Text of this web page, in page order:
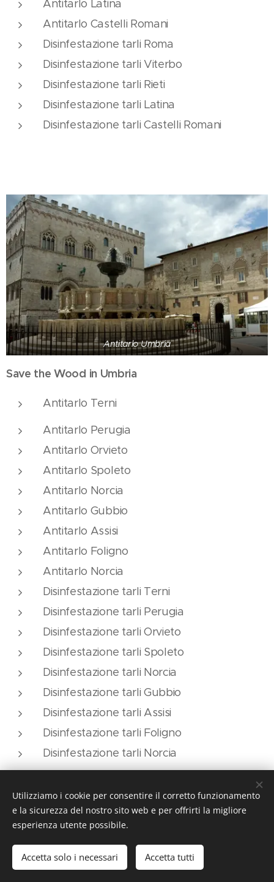
Antitarlo Latina
Antitarlo Castelli Romani
Disinfestazione tarli Roma
Disinfestazione tarli Viterbo
Disinfestazione tarli Rieti
Disinfestazione tarli Latina
Disinfestazione tarli Castelli Romani
Antitarlo Umbria
Save the Wood in Umbria
Antitarlo Terni
Antitarlo Perugia
Antitarlo Orvieto
Antitarlo Spoleto
Antitarlo Norcia
Antitarlo Gubbio
Antitarlo Assisi
Antitarlo Foligno
Antitarlo Norcia
Disinfestazione tarli Terni
Disinfestazione tarli Perugia
Disinfestazione tarli Orvieto
Disinfestazione tarli Spoleto
Disinfestazione tarli Norcia
Disinfestazione tarli Gubbio
Disinfestazione tarli Assisi
Disinfestazione tarli Foligno
Disinfestazione tarli Norcia
Utilizziamo i cookie per consentire il corretto funzionamento
e la sicurezza del nostro sito web e per offrirti la migliore
esperienza utente possibile.
Accetta solo i necessari Accetta tutti